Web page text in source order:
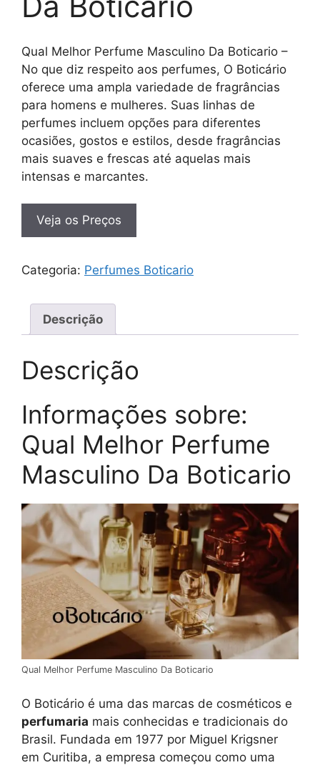
Qual Melhor Perfume Masculino Da Boticario –
No que diz respeito aos perfumes, O Boticário
oferece uma ampla variedade de fragrâncias
para homens e mulheres. Suas linhas de
perfumes incluem opções para diferentes
ocasiões, gostos e estilos, desde fragrâncias
mais suaves e frescas até aquelas mais
intensas e marcantes.
Veja os Preços
Categoria: Perfumes Boticario
Descrição
Descrição
Informações sobre:
Qual Melhor Perfume
Masculino Da Boticario
Qual Melhor Perfume Masculino Da Boticario
O Boticário é uma das marcas de cosméticos e
perfumaria mais conhecidas e tradicionais do
Brasil. Fundada em 1977 por Miguel Krigsner
em Curitiba, a empresa começou como uma